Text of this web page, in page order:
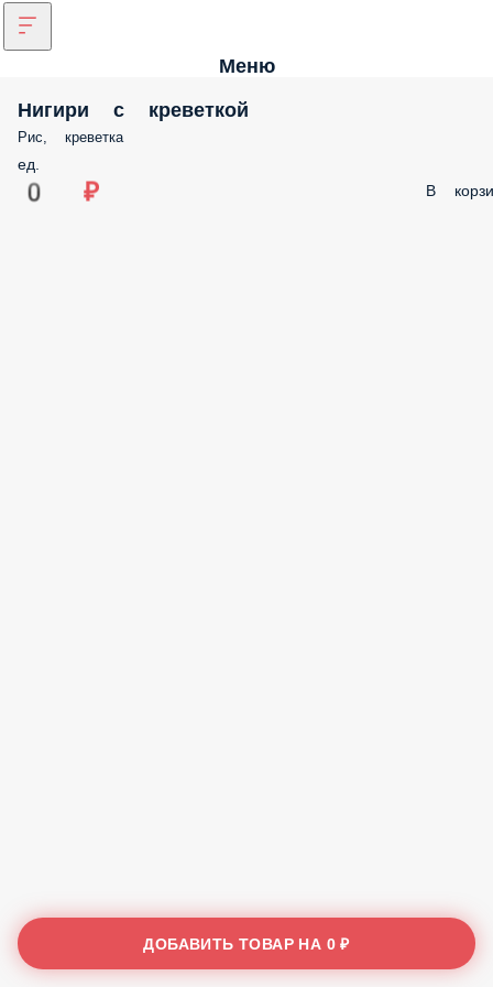
Меню
Нигири с креветкой
Рис, креветка
ед.
0 ₽ В
ДОБАВИТЬ ТОВАР НА 0 ₽